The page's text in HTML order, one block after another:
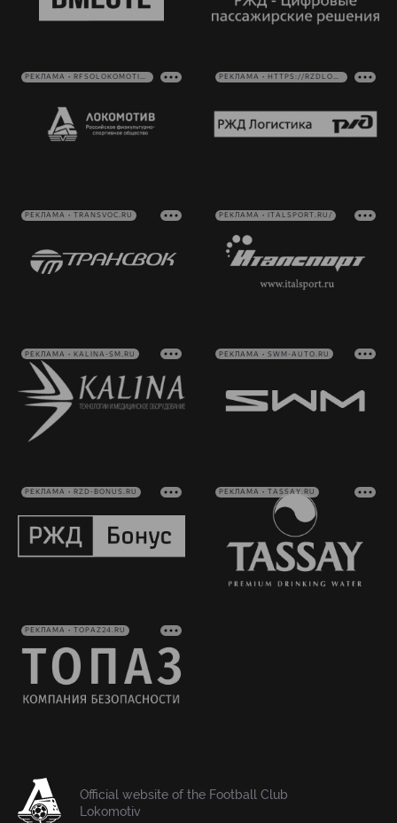
РЕКЛАМА • RFSOLOKOMOTIV.RU РЕКЛАМА • HTTPS://RZDLOG.RU/
РЕКЛАМА • TRANSVOC.RU РЕКЛАМА • ITALSPORT.RU/
РЕКЛАМА • KALINA-SM.RU РЕКЛАМА • SWM-AUTO.RU
РЕКЛАМА • RZD-BONUS.RU РЕКЛАМА • TASSAY.RU
РЕКЛАМА • TOPAZ24.RU
Official website of the Football Club
Lokomotiv